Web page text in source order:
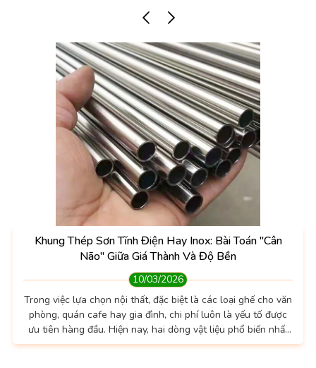
Khung Thép Sơn Tĩnh Điện Hay Inox: Bài Toán "Cân
Não" Giữa Giá Thành Và Độ Bền
10/03/2026
Trong việc lựa chọn nội thất, đặc biệt là các loại ghế cho văn
phòng, quán cafe hay gia đình, chi phí luôn là yếu tố được
ưu tiên hàng đầu. Hiện nay, hai dòng vật liệu phổ biến nhất
là thép sơn tĩnh điện và inox đang tạo nên một cuộc cạnh